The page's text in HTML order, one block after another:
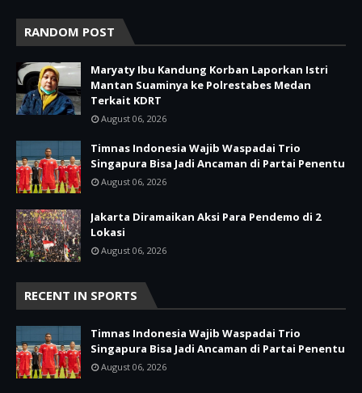
RANDOM POST
Maryaty Ibu Kandung Korban Laporkan Istri
Mantan Suaminya ke Polrestabes Medan
Terkait KDRT
August 06, 2026
Timnas Indonesia Wajib Waspadai Trio
Singapura Bisa Jadi Ancaman di Partai Penentu
August 06, 2026
Jakarta Diramaikan Aksi Para Pendemo di 2
Lokasi
August 06, 2026
RECENT IN SPORTS
Timnas Indonesia Wajib Waspadai Trio
Singapura Bisa Jadi Ancaman di Partai Penentu
August 06, 2026